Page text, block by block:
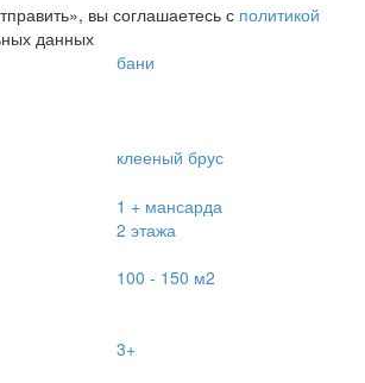
вы соглашаетесь с политикой
данных
бани
клееный брус
1 + мансарда
2 этажа
100 - 150 м2
3+